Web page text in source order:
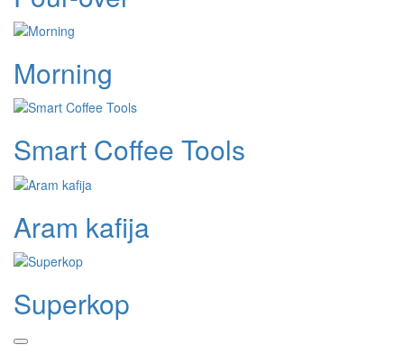
Morning
Smart Coffee Tools
Aram kafija
Superkop